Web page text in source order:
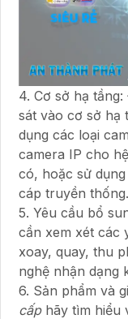
4. Cơ sở hạ
sát vào cơ sở hạ
dụng các loại
camera IP cho
có, hoặc sử
cáp truyền thống.
5. Yêu cầu bổ
cần xem xét các
xoay, quay, thu
nghệ nhận dạng
6. Sản phẩm và
cấphãy tìm hiểu